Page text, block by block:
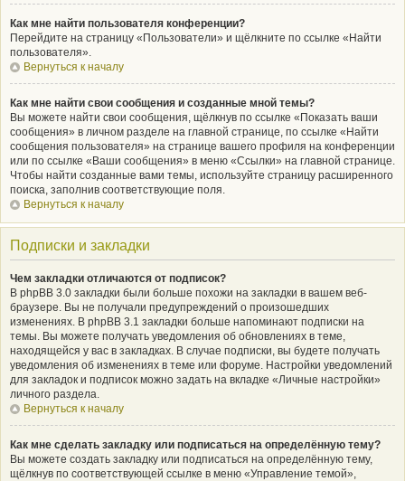
Как мне найти пользователя конференции?
Перейдите на страницу «Пользователи» и щёлкните по ссылке «Найти
пользователя».
Вернуться к началу
Как мне найти свои сообщения и созданные мной темы?
Вы можете найти свои сообщения, щёлкнув по ссылке «Показать ваши
сообщения» в личном разделе на главной странице, по ссылке «Найти
сообщения пользователя» на странице вашего профиля на конференции
или по ссылке «Ваши сообщения» в меню «Ссылки» на главной странице.
Чтобы найти созданные вами темы, используйте страницу расширенного
поиска, заполнив соответствующие поля.
Вернуться к началу
Подписки и закладки
Чем закладки отличаются от подписок?
В phpBB 3.0 закладки были больше похожи на закладки в вашем веб-
браузере. Вы не получали предупреждений о произошедших
изменениях. В phpBB 3.1 закладки больше напоминают подписки на
темы. Вы можете получать уведомления об обновлениях в теме,
находящейся у вас в закладках. В случае подписки, вы будете получать
уведомления об изменениях в теме или форуме. Настройки уведомлений
для закладок и подписок можно задать на вкладке «Личные настройки»
личного раздела.
Вернуться к началу
Как мне сделать закладку или подписаться на определённую тему?
Вы можете создать закладку или подписаться на определённую тему,
щёлкнув по соответствующей ссылке в меню «Управление темой»,